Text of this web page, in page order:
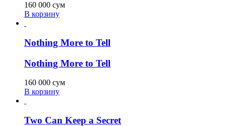
160 000 сум
В корзину
Nothing More to Tell
Nothing More to Tell
160 000 сум
В корзину
Two Can Keep a Secret